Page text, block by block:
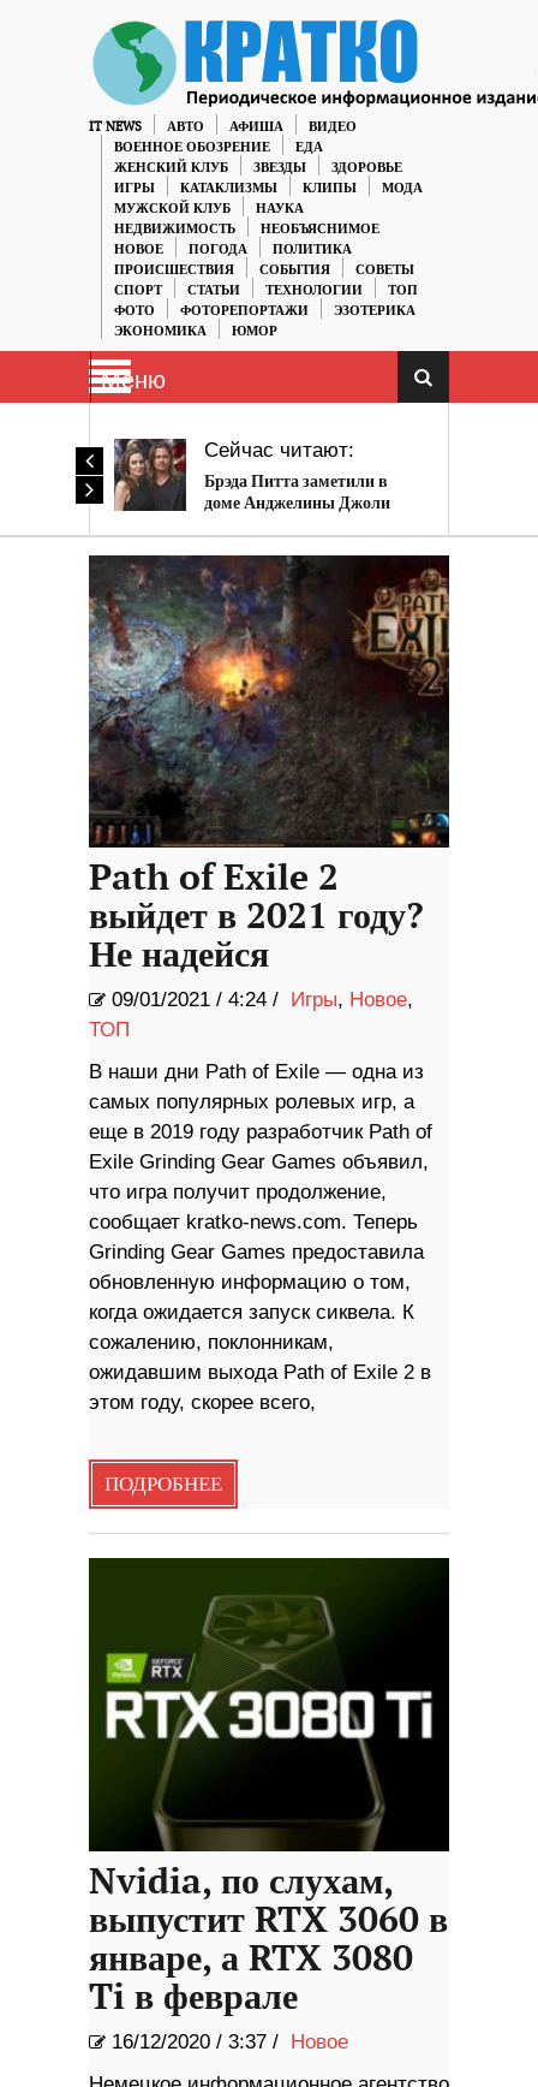
IT NEWS АВТО АФИША
ВИДЕО
ВОЕННОЕ ОБОЗРЕНИЕ
ЕДА
ЖЕНСКИЙ КЛУБ
ЗВЕЗДЫ
ЗДОРОВЬЕ
ИГРЫ
КАТАКЛИЗМЫ КЛИПЫ
МОДА
МУЖСКОЙ КЛУБ
НАУКА
НЕДВИЖИМОСТЬ
НЕОБЪЯСНИМОЕ
НОВОЕ
ПОГОДА
ПОЛИТИКА
ПРОИСШЕСТВИЯ
СОБЫТИЯ
СОВЕТЫ
СПОРТ
СТАТЬИ ТЕХНОЛОГИИ
ТОП
ФОТО
ФОТОРЕПОРТАЖИ
ЭЗОТЕРИКА
ЭКОНОМИКА
ЮМОР
Меню
Сейчас читают:
Брэда Питта заметили в
доме Анджелины Джоли
Path of Exile 2
выйдет в 2021 году?
Не надейся
09/01/2021 / 4:24 / Игры, Новое,
ТОП
В наши дни Path of Exile — одна из
самых популярных ролевых игр, а
еще в 2019 году разработчик Path of
Exile Grinding Gear Games объявил,
что игра получит продолжение,
сообщает kratko-news.com. Теперь
Grinding Gear Games предоставила
обновленную информацию о том,
когда ожидается запуск сиквела. К
сожалению, поклонникам,
ожидавшим выхода Path of Exile 2 в
этом году, скорее всего,
ПОДРОБНЕЕ
Nvidia, по слухам,
выпустит RTX 3060 в
январе, а RTX 3080
Ti в феврале
16/12/2020 / 3:37 / Новое